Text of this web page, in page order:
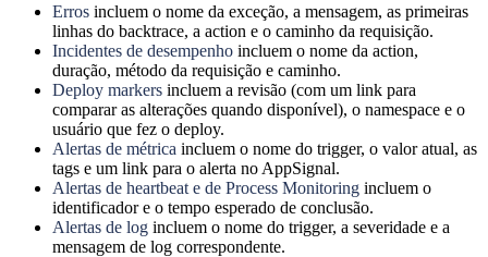
Erros incluem o nome da exceção, a mensagem, as primeiras
linhas do backtrace, a action e o caminho da requisição.
Incidentes de desempenho incluem o nome da action,
duração, método da requisição e caminho.
Deploy markers incluem a revisão (com um link para
comparar as alterações quando disponível), o namespace e o
usuário que fez o deploy.
Alertas de métrica incluem o nome do trigger, o valor atual, as
tags e um link para o alerta no AppSignal.
Alertas de heartbeat e de Process Monitoring incluem o
identificador e o tempo esperado de conclusão.
Alertas de log incluem o nome do trigger, a severidade e a
mensagem de log correspondente.